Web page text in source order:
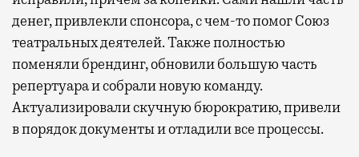
денег, привлекли спонсора, с чем-то помог Союз
театральных деятелей. Также полностью
поменяли брендинг, обновили большую часть
репертуара и собрали новую команду.
Актуализировали скучную бюрократию, привели
в порядок документы и отладили все процессы.